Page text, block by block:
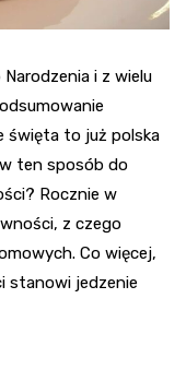
i z wielu
święta to już polska
ten sposób do
Rocznie w
z czego
Co więcej,
stanowi jedzenie